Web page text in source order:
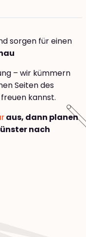
sorgen für einen
– wir kümmern
Seiten des
kannst.
aus, dann planen
nach